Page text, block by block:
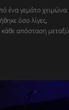
ένα γεμάτο χειμώνα
όσο λίγες,
απόσταση μεταξύ